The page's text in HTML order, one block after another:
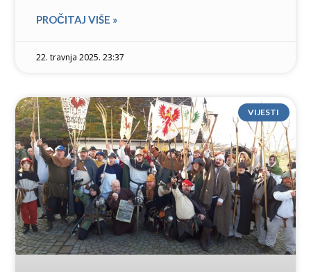
PROČITAJ VIŠE »
22. travnja 2025. 23:37
VIJESTI